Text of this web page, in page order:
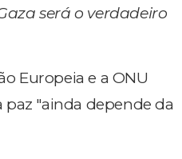
será o verdadeiro
Europeia e a ONU
"ainda depende da